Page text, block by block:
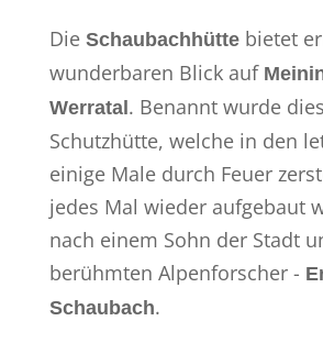
Die Schaubachhüttebietet
wunderbaren Blick auf
Werratal. Benannt wurde
Schutzhütte, welche in den
einige Male durch Feuer
jedes Mal wieder aufgebaut
nach einem Sohn der Stadt
berühmten Alpenforscher -
Schaubach.